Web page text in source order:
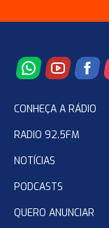
CONHEÇA A RÁDIO
RADIO 92.5FM
NOTÍCIAS
PODCASTS
QUERO ANUNCIAR